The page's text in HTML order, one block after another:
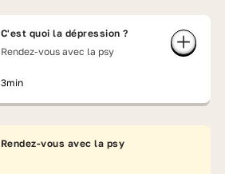
C'est quoi la dépression ?
Rendez-vous avec la psy
3min
Rendez-vous avec la psy